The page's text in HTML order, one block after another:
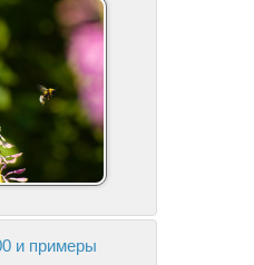
и примеры